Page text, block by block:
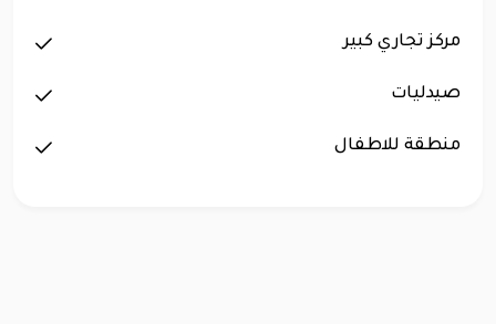
مركز تجاري كبير
صيدليات
منطقة للاطفال